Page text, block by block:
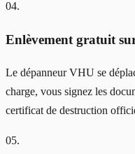
04.
Enlèvement gratuit
Le dépanneur VHU se
charge, vous signez les
certificat de destruction
05.